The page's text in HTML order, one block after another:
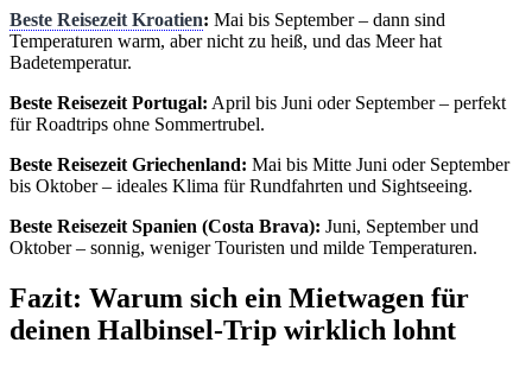
Beste Reisezeit Kroatien: Mai bis September – dann sind
Temperaturen warm, aber nicht zu heiß, und das Meer hat
Badetemperatur.
Beste Reisezeit Portugal: April bis Juni oder September – perfekt
für Roadtrips ohne Sommertrubel.
Beste Reisezeit Griechenland: Mai bis Mitte Juni oder September
bis Oktober – ideales Klima für Rundfahrten und Sightseeing.
Beste Reisezeit Spanien (Costa Brava): Juni, September und
Oktober – sonnig, weniger Touristen und milde Temperaturen.
Fazit: Warum sich ein Mietwagen für
deinen Halbinsel-Trip wirklich lohnt